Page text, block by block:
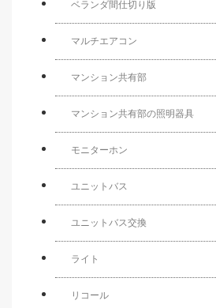
ベランダ間仕切り版
マルチエアコン
マンション共有部
マンション共有部の照明器具
モニターホン
ユニットバス
ユニットバス交換
ライト
リコール